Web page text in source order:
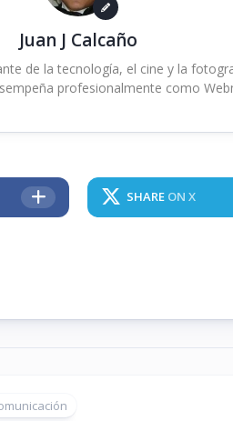
Juan J Calcaño
de la tecnología, el cine y la
profesionalmente como
SHARE ON X